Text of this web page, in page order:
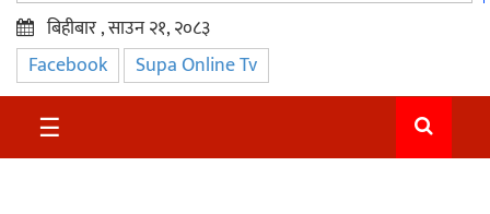
प्रमुख
समाचार
सुदुर
बिहीबार , साउन २१, २०८३
Facebook Supa Online Tv
☰